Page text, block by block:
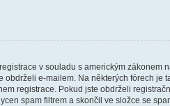
v souladu s americkým zákonem
obdrželi e-mailem. Na některých fórech je
registrace. Pokud jste obdrželi
spam filtrem a skončil ve složce se